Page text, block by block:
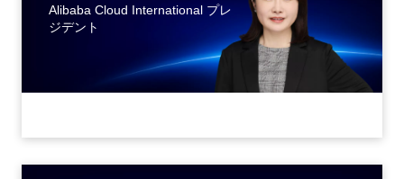
Alibaba Cloud International プレ
ジデント